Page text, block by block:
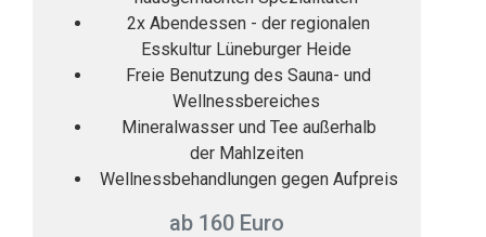
2x Abendessen - der regionalen
Esskultur Lüneburger Heide
Freie Benutzung des Sauna- und
Wellnessbereiches
Mineralwasser und Tee außerhalb
der Mahlzeiten
Wellnessbehandlungen gegen Aufpreis
ab 160 Euro